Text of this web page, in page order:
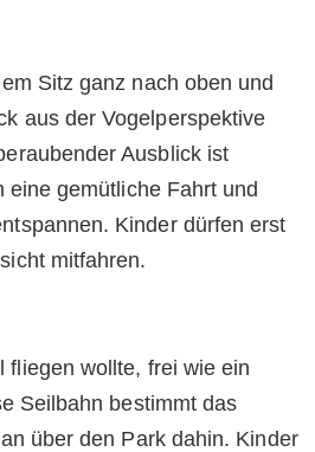
Sitz ganz nach oben und
aus der Vogelperspektive
Ausblick ist
eine gemütliche Fahrt und
Kinder dürfen erst
mitfahren.
fliegen wollte, frei wie ein
Seilbahn bestimmt das
über den Park dahin. Kinder